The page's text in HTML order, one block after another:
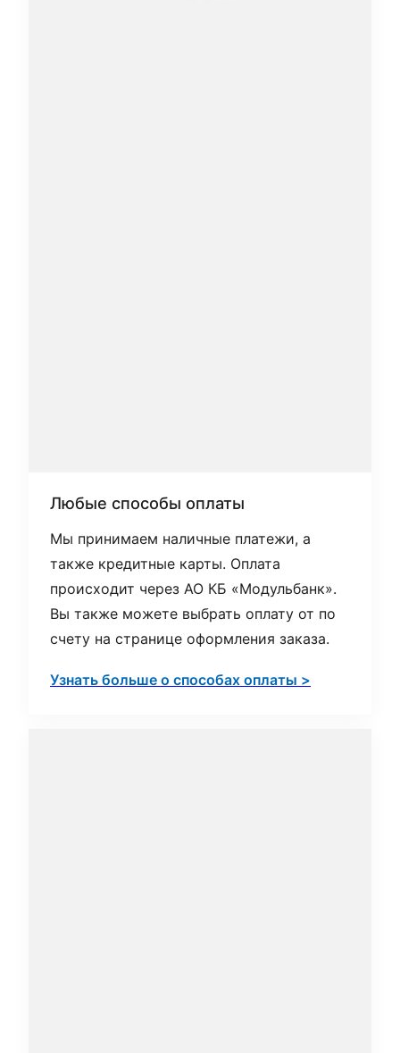
Любые способы оплаты
Мы принимаем наличные платежи, а
также кредитные карты. Оплата
происходит через АО КБ «Модульбанк».
Вы также можете выбрать оплату от по
счету на странице оформления заказа.
Узнать больше о способах оплаты >